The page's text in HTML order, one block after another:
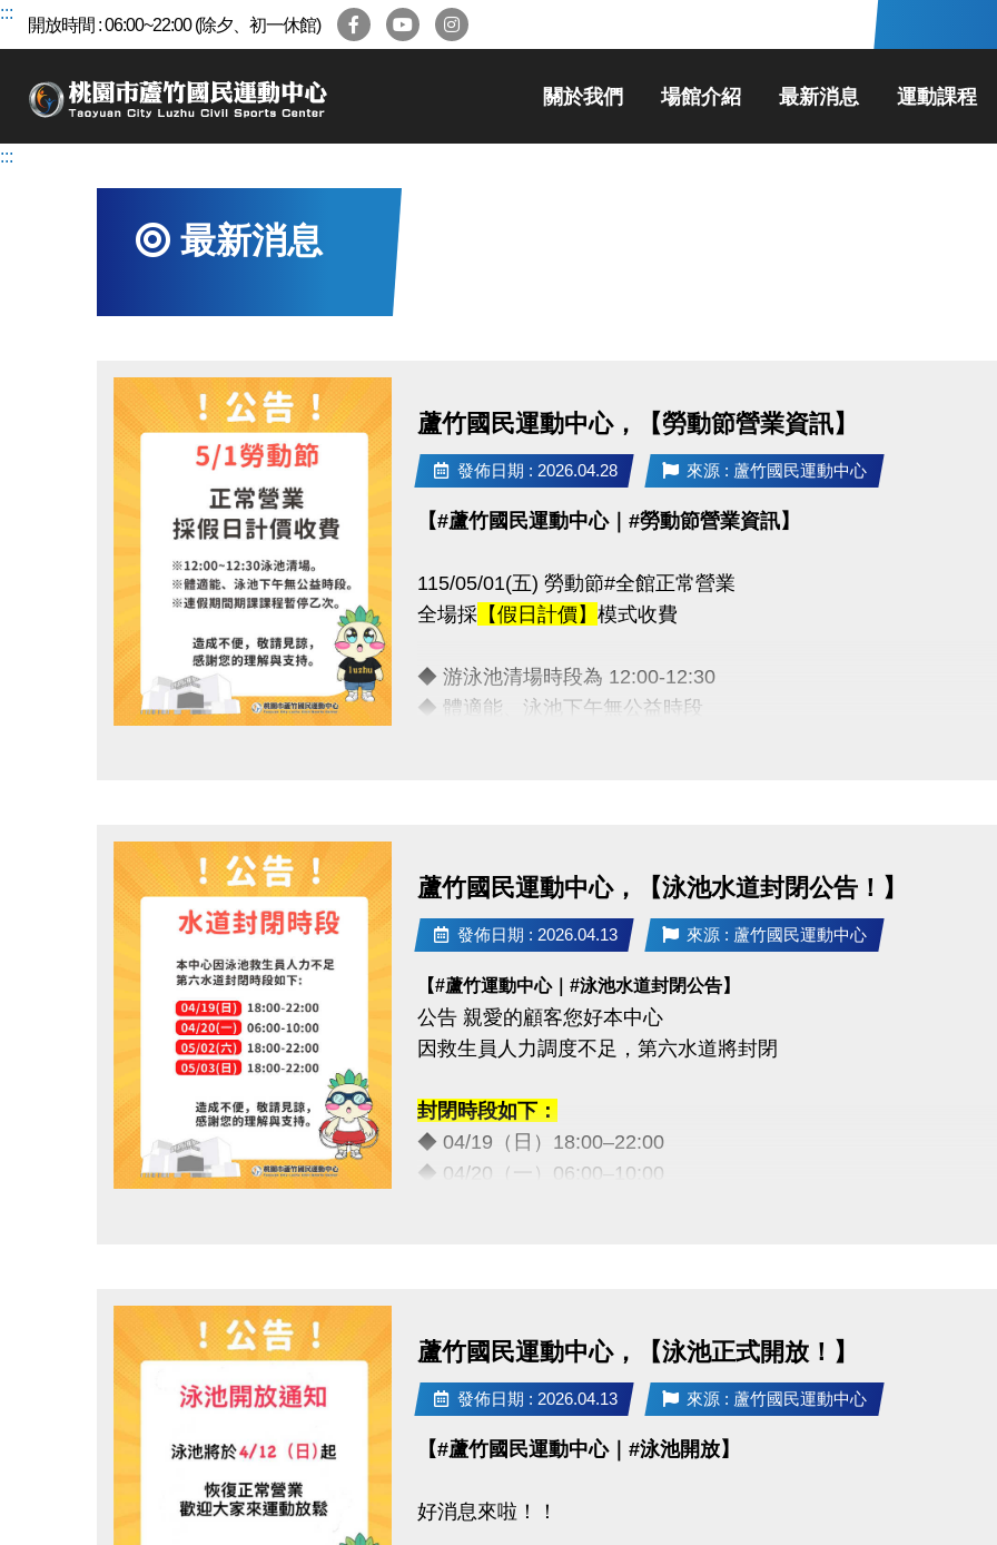
跳
區
:::
開放時間 : 06:00~22:00 (除夕、初一休館)
關於我們 場館介紹 最新消息 運動課程
:::
最新消息
蘆竹國民運動中心，【勞動節營業資訊】
發佈日期 : 2026.04.28 來源 : 蘆竹國民運動中心
【#蘆竹國民運動中心｜#勞動節營業資訊】
115/05/01(五) 勞動節#全館正常營業
全場採【假日計價】 模式收費
◆ 游泳池清場時段為 12:00-12:30
◆ 體適能、泳池下午無公益時段
-洽詢專線：03-2639066 #111
-官網 : https://www.lzsports.com.tw/zh_TW/news/pageID/1/
-FB : 桃園市蘆竹國民運動中心
-IG : @luzhusports
蘆竹國民運動中心，【泳池水道封閉公告！】
發佈日期 : 2026.04.13 來源 : 蘆竹國民運動中心
【#蘆竹運動中心｜#泳池水道封閉公告】
公告 親愛的顧客您好本中心
因救生員人力調度不足，第六水道將封閉
封閉時段如下：
◆ 04/19（日）18:00–22:00
◆ 04/20（一）06:00–10:00
連絡資訊
-洽詢專線：03-2639066 #115、116
-官網 : https://www.lzsports.com.tw/zh_TW/news/pageID/1/
-FB : 桃園市蘆竹國民運動中心
蘆竹國民運動中心，【泳池正式開放！】
發佈日期 : 2026.04.13 來源 : 蘆竹國民運動中心
【#蘆竹國民運動中心｜#泳池開放】
好消息來啦！！